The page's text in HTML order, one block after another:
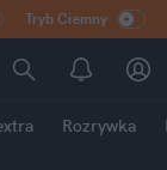
Tryb Ciemny
Rozrywka